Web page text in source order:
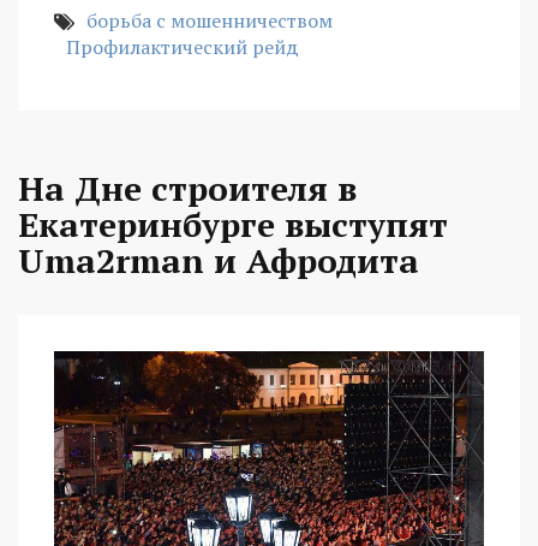
борьба с мошенничеством
Профилактический рейд
На Дне строителя в
Екатеринбурге выступят
Uma2rman и Афродита